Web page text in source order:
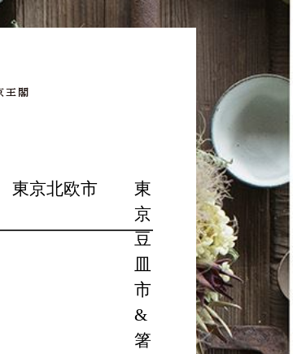
東京北欧市
東
京
豆
皿
市
&
箸